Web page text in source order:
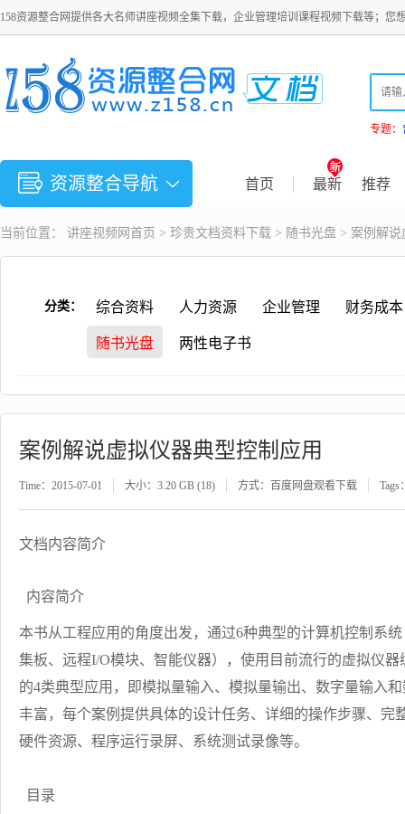
158资源整合网提供各大名师讲座视频全集下载，企业管理培训课程视频下载等；您
专题：
资源整合导航 首页 最新 推荐
当前位置： 讲座视频 网首页 > 珍贵文档资料下载 > 随书光盘 > 案例解
分类： 综合资料 人力资源 企业管理 财务成本
随书光盘 两性电子书
案例解说虚拟仪器典型控制应用
Time：2015-07-01 大小：3.20 GB (18) 方式：百度网盘观看下载 Tags
文档内容简介
内容简介
本书从工程应用的角度出发，通过6种典型的计算机控制系
集板、远程I/O模块、智能仪器），使用目前流行的虚拟仪
的4类典型应用，即模拟量输入、模拟量输出、数字量输入
丰富，每个案例提供具体的设计任务、详细的操作步骤、
硬件资源、程序运行录屏、系统测试录像等。
目录